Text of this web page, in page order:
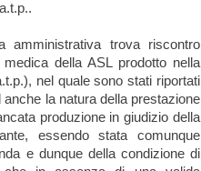
amministrativa trova riscontro
della ASL prodotto nella
nel quale sono stati riportati
la natura della prestazione
produzione in giudizio della
essendo stata comunque
e dunque della condizione di